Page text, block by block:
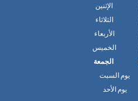
الإثنين
الثلاثاء
الأربعاء
الخميس
الجمعة
يوم السبت
يوم الأحد